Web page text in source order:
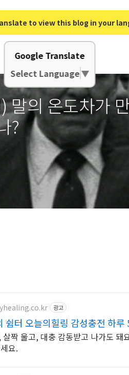
to view this blog in your
Google Translate
Select Language▼
말의 온도차가
?
광고
쉼터 오늘의힐링 감성충전 하루
살짝 울고, 대충 감동받고 나가도
요.